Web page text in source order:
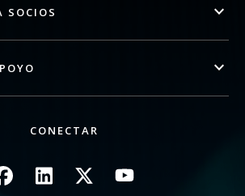
SOCIOS
CONECTAR
ImagenImagenImagen